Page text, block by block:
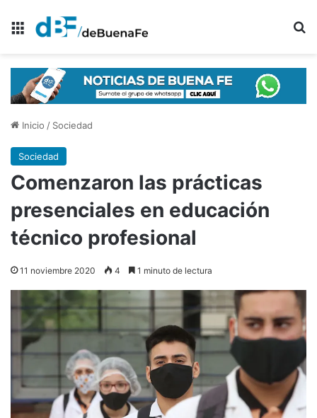
Menú
Inicio / Sociedad
Sociedad
Comenzaron las prácticas
presenciales en educación
técnico profesional
11 noviembre 2020 4 1 minuto de lectura